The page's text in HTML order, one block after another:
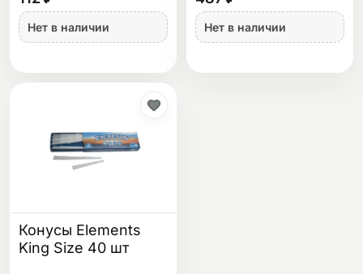
Нет в наличии Нет в наличии
Конусы Elements
King Size 40 шт